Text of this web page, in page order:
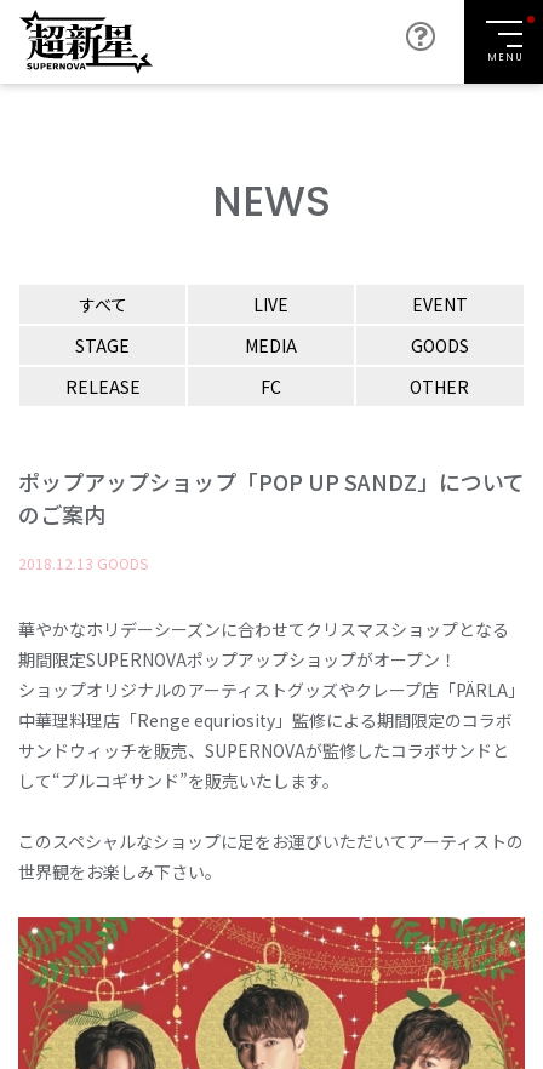
MENU
NEWS
すべて LIVE
EVENT
STAGE
MEDIA
GOODS
RELEASE
FC OTHER
ポップアップショップ「POP UP SANDZ」について
のご案内
2018.12.13 GOODS
華やかなホリデーシーズンに合わせてクリスマスショップとなる
期間限定SUPERNOVAポップアップショップがオープン！
ショップオリジナルのアーティストグッズやクレープ店「PÄRLA」
中華理料理店「Renge equriosity」監修による期間限定のコラボ
サンドウィッチを販売、SUPERNOVAが監修したコラボサンドと
して“プルコギサンド”を販売いたします。
このスペシャルなショップに足をお運びいただいてアーティストの
世界観をお楽しみ下さい。